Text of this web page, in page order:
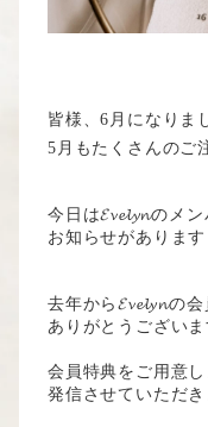
皆様、6月になりま
5月もたくさんのご
今日は𝓔𝓿𝓮𝓵𝔂𝓷のメ
お知らせがあります
去年から𝓔𝓿𝓮𝓵𝔂𝓷の
ありがとうございま
会員特典をご用意
発信させていただき